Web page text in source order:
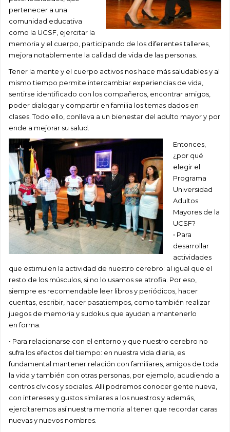
pertenecer a una
comunidad educativa
como la UCSF, ejercitar la
memoria y el cuerpo, participando de los diferentes talleres,
mejora notablemente la calidad de vida de las personas.
Tener la mente y el cuerpo activos nos hace más saludables y al
mismo tiempo permite intercambiar experiencias de vida,
sentirse identificado con los compañeros, encontrar amigos,
poder dialogar y compartir en familia los temas dados en
clases. Todo ello, conlleva a un bienestar del adulto mayor y por
ende a mejorar su salud.
Entonces,
¿por qué
elegir el
Programa
Universidad
Adultos
Mayores de la
UCSF?
• Para
desarrollar
actividades
que estimulen la actividad de nuestro cerebro: al igual que el
resto de los músculos, si no lo usamos se atrofia. Por eso,
siempre es recomendable leer libros y periódicos, hacer
cuentas, escribir, hacer pasatiempos, como también realizar
juegos de memoria y sudokus que ayudan a mantenerlo
en forma.
• Para relacionarse con el entorno y que nuestro cerebro no
sufra los efectos del tiempo: en nuestra vida diaria, es
fundamental mantener relación con familiares, amigos de toda
la vida y también con otras personas, por ejemplo, acudiendo a
centros cívicos y sociales. Allí podremos conocer gente nueva,
con intereses y gustos similares a los nuestros y además,
ejercitaremos así nuestra memoria al tener que recordar caras
nuevas y nuevos nombres.